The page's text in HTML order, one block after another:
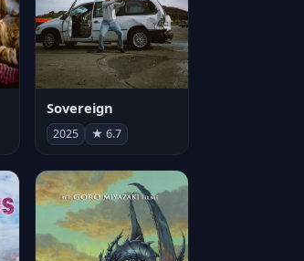
Sovereign
2025 ★ 6.7